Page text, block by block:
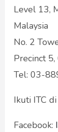
Level 13,
Malaysia
No. 2
Precinct
Tel: 03-
Ikuti ITC
Facebook: